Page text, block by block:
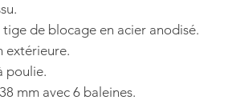
tige de blocage en acier anodisé.
extérieure.
poulie.
mm avec 6 baleines.